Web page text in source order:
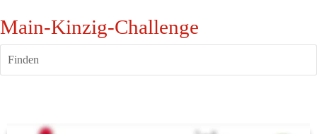
Main-Kinzig-Challenge
Finden